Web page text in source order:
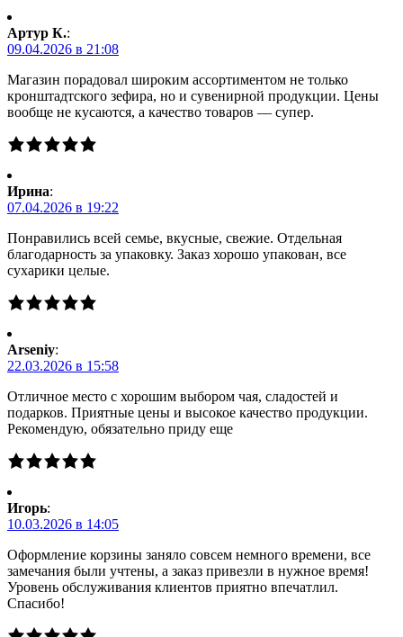
Артур К.:
09.04.2026 в 21:08
Магазин порадовал широким ассортиментом не только
кронштадтского зефира, но и сувенирной продукции. Цены
вообще не кусаются, а качество товаров — супер.
Ирина:
07.04.2026 в 19:22
Понравились всей семье, вкусные, свежие. Отдельная
благодарность за упаковку. Заказ хорошо упакован, все
сухарики целые.
Arseniy:
22.03.2026 в 15:58
Отличное место с хорошим выбором чая, сладостей и
подарков. Приятные цены и высокое качество продукции.
Рекомендую, обязательно приду еще
Игорь:
10.03.2026 в 14:05
Оформление корзины заняло совсем немного времени, все
замечания были учтены, а заказ привезли в нужное время!
Уровень обслуживания клиентов приятно впечатлил.
Спасибо!